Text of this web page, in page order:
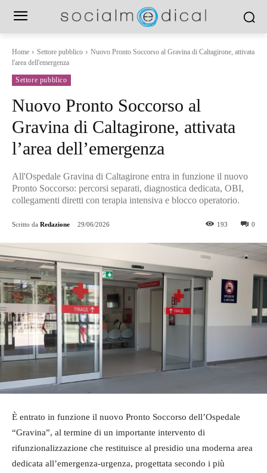
Home Settore pubblico
Nuovo Pronto Soccorso al Gravina di Caltagirone, attivata
l'area dell'emergenza
Settore pubblico
Nuovo Pronto Soccorso al
Gravina di Caltagirone, attivata
l’area dell’emergenza
All'Ospedale Gravina di Caltagirone entra in funzione il nuovo
Pronto Soccorso: percorsi separati, diagnostica dedicata, OBI,
collegamenti diretti con terapia intensiva e blocco operatorio.
Scritto da Redazione 29/06/2026 0
193
È entrato in funzione il nuovo Pronto Soccorso dell’Ospedale
“Gravina”, al termine di un importante intervento di
rifunzionalizzazione che restituisce al presidio una moderna area
dedicata all’emergenza-urgenza, progettata secondo i più